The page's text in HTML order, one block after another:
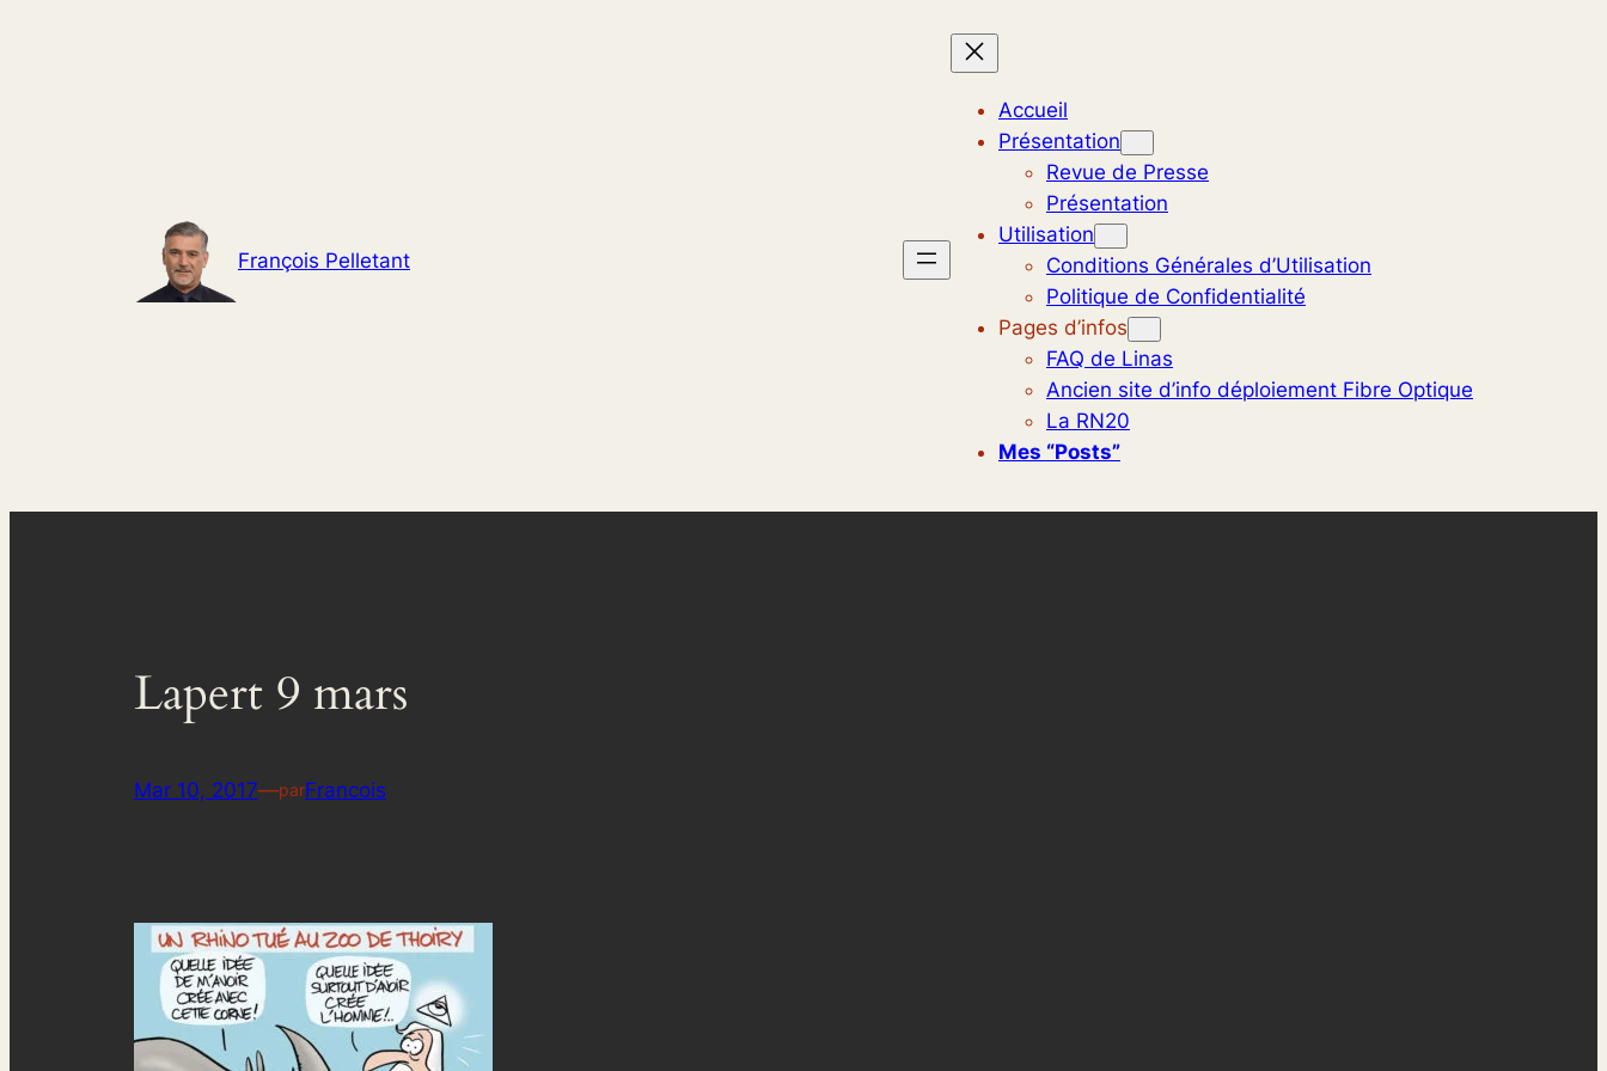
François Pelletant
Accueil
Présentation
Revue de Presse
Présentation
Utilisation
Conditions Générales d’Utilisation
Politique de Confidentialité
Pages d’infos
FAQ de Linas
Ancien site d’info déploiement Fibre Optique
La RN20
Mes “posts”
Lapert 9 mars
Mar 10, 2017—parFrancois